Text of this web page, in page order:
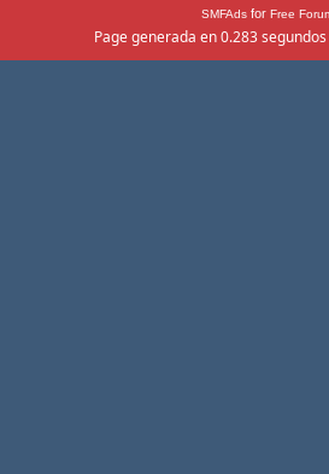
SMFAdsfor Free
Page generada en 0.283